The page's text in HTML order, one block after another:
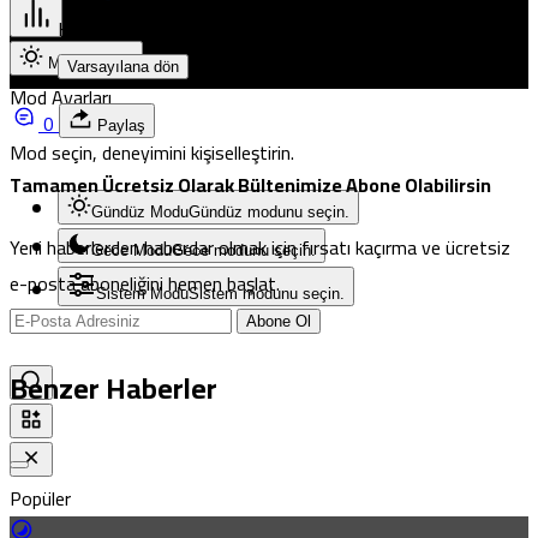
Mod değiştir
Mod Ayarları
Mod seçin, deneyimini kişiselleştirin.
Gündüz ModuGündüz modunu seçin.
Gece ModuGece modunu seçin.
Sistem ModuSistem modunu seçin.
Popüler
Küçük
Varsayılana dön
0 Paylaş
Tamamen Ücretsiz Olarak Bültenimize Abone Olabilirsin
Yeni haberlerden haberdar olmak için fırsatı kaçırma ve ücretsiz
e-posta aboneliğini hemen başlat.
Abone Ol
Benzer Haberler